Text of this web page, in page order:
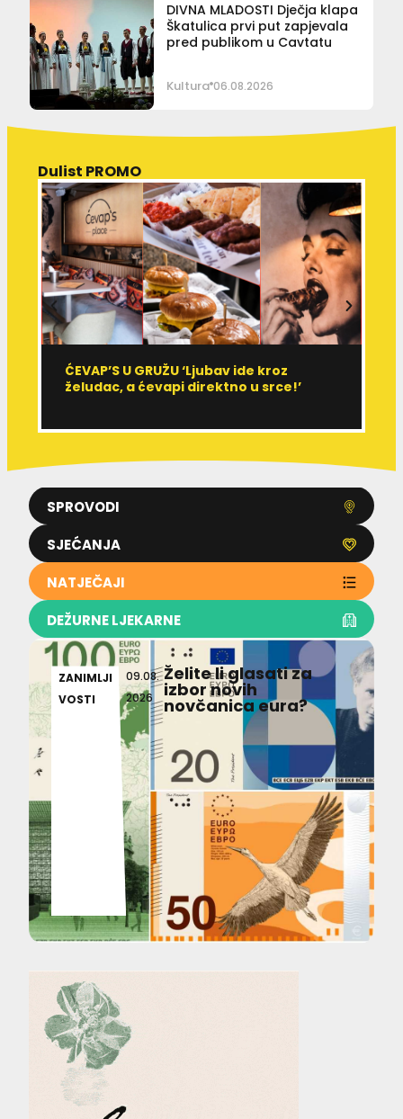
DIVNA MLADOSTI Dječja klapa
Škatulica prvi put zapjevala
pred publikom u Cavtatu
Kultura 06.08.2026
SPROVODI
SJEĆANJA
NATJEČAJI
DEŽURNE LJEKARNE
Dulist PROMO
ĆEVAP’S U GRUŽU ‘Ljubav ide kroz
želudac, a ćevapi direktno u srce!’
ZANIMLJI
VOSTI
09.08.
2026
Želite li glasati za
izbor novih
novčanica eura?